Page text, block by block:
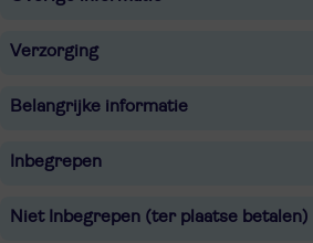
Verzorging
Belangrijke informatie
Inbegrepen
Niet Inbegrepen (ter plaatse betalen)